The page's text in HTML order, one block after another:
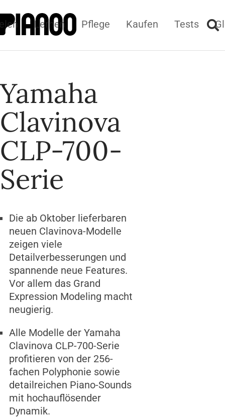
Lernen Pflege Kaufen Tests
Yamaha
Clavinova
CLP-700-
Serie
Die ab Oktober lieferbaren
neuen Clavinova-Modelle
zeigen viele
Detailverbesserungen und
spannende neue Features.
Vor allem das Grand
Expression Modeling macht
neugierig.
Alle Modelle der Yamaha
Clavinova CLP-700-Serie
profitieren von der 256-
fachen Polyphonie sowie
detailreichen Piano-Sounds
mit hochauflösender
Dynamik.